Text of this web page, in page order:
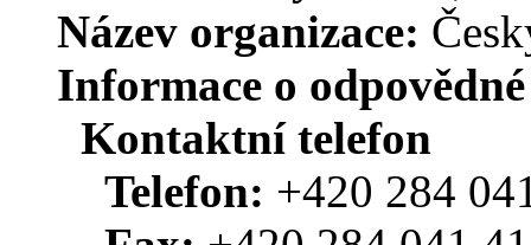
Název organizace:
Informace o
Kontaktní telefon
Telefon: +420 284